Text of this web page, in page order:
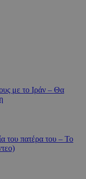
με το Ιράν – Θα
του πατέρα του – Το